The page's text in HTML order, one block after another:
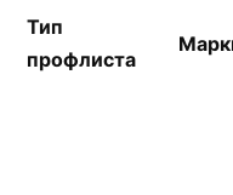
Тип
профлиста